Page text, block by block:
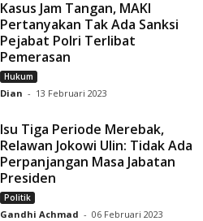
Kasus Jam Tangan, MAKI
Pertanyakan Tak Ada Sanksi
Pejabat Polri Terlibat
Pemerasan
Hukum
Dian - 13 Februari 2023
Isu Tiga Periode Merebak,
Relawan Jokowi Ulin: Tidak Ada
Perpanjangan Masa Jabatan
Presiden
Politik
Gandhi Achmad - 06 Februari 2023